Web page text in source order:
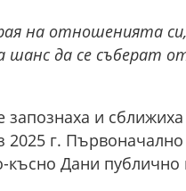
на отношенията
да се съберат
и
2025 г.
Дани публично